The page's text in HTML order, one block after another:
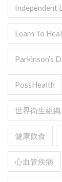
Independent
Learn To
Parkinson’s
PossHealth
世界衛生組織
健康飲食
心血管疾病